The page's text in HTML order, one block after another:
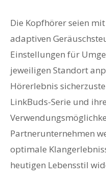
Die Kopfhörer seien
adaptiven
Einstellungen für
jeweiligen Standort
Hörerlebnis
LinkBuds-Serie und ihre
Partnerunternehmen
optimale
heutigen Lebensstil